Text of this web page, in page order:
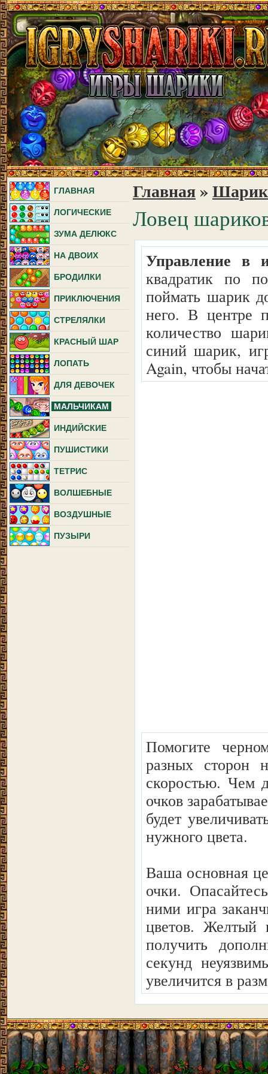
ГЛАВНАЯ
ЛОГИЧЕСКИЕ
ЗУМА ДЕЛЮКС
НА ДВОИХ
БРОДИЛКИ
ПРИКЛЮЧЕНИЯ
СТРЕЛЯЛКИ
КРАСНЫЙ ШАР
ЛОПАТЬ
ДЛЯ ДЕВОЧЕК
МАЛЬЧИКАМ
ИНДИЙСКИЕ
ПУШИСТИКИ
ТЕТРИС
ВОЛШЕБНЫЕ
ВОЗДУШНЫЕ
ПУЗЫРИ
Главная»
Ловец
Управление в
квадратик по
поймать шарик
него. В центре
количество
синий шарик,
Again, чтобы
Помогите
разных сторон
скоростью. Чем
очков
будет
нужного цвета.
Ваша основная
очки.
ними игра
цветов.
получить
секунд
увеличится в